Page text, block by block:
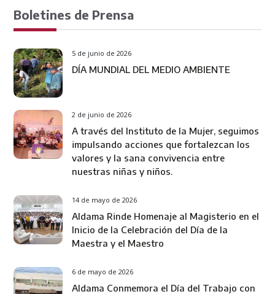
Boletines de Prensa
5 de junio de 2026
DÍA MUNDIAL DEL MEDIO AMBIENTE
2 de junio de 2026
A través del Instituto de la Mujer, seguimos
impulsando acciones que fortalezcan los
valores y la sana convivencia entre
nuestras niñas y niños.
14 de mayo de 2026
Aldama Rinde Homenaje al Magisterio en el
Inicio de la Celebración del Día de la
Maestra y el Maestro
6 de mayo de 2026
Aldama Conmemora el Día del Trabajo con